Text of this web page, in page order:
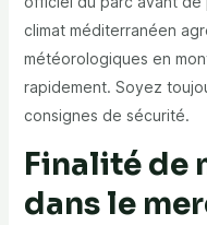
climat méditerranéen
météorologiques en
rapidement. Soyez
consignes de sécurité.
Finalité de
dans le